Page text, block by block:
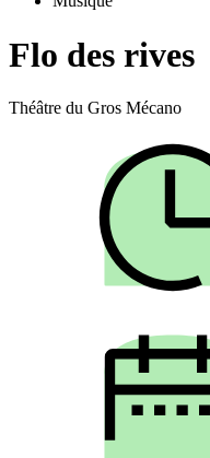
Flo des rives
Théâtre du Gros Mécano